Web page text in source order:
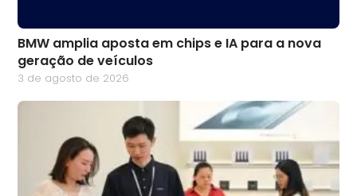
BMW amplia aposta em chips e IA para a nova
geração de veículos
3 de agosto de 2026